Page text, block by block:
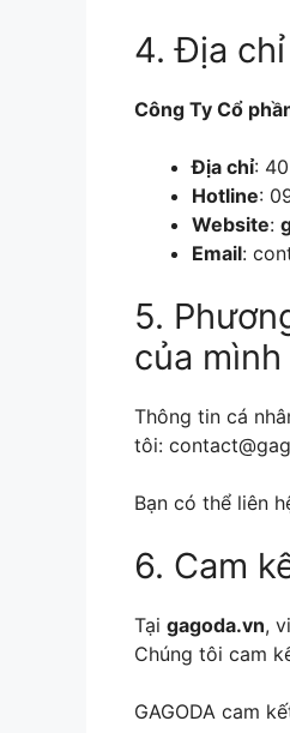
4. Địa
Công Ty Cổ
Địa chỉ:
Hotline:
Website:
Email:
5.
của mình
Thông tin cá
tôi:
Bạn có thể liên
6. Cam
Tại gagoda.vn,
Chúng tôi cam
GAGODA cam